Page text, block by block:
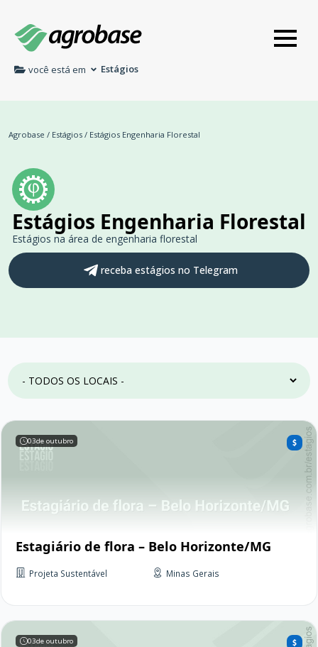
você está em Estágios
Agrobase / Estágios / Estágios Engenharia Florestal
Estágios Engenharia Florestal
Estágios na área de engenharia florestal
receba estágios no Telegram
03de outubro
Estagiário de flora – Belo Horizonte/MG
Projeta Sustentável Minas Gerais
03de outubro